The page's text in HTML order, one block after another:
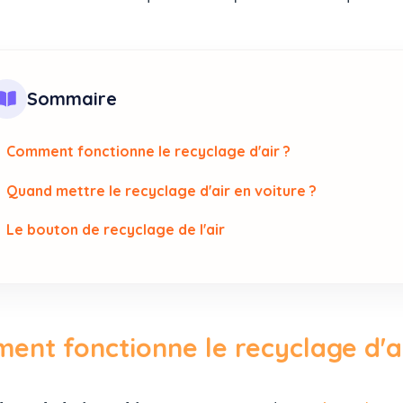
Sommaire
Comment fonctionne le recyclage d'air ?
Quand mettre le recyclage d'air en voiture ?
Le bouton de recyclage de l'air
fonctionne le recyclage